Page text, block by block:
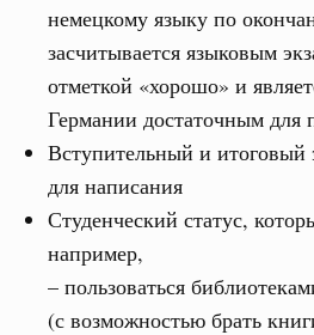
немецкому языку по
засчитывается языковым
отметкой «хорошо» и
Германии достаточным для
Вступительный и итоговый
для написания
Студенческий статус,
например,
– пользоваться
(с возможностью брать